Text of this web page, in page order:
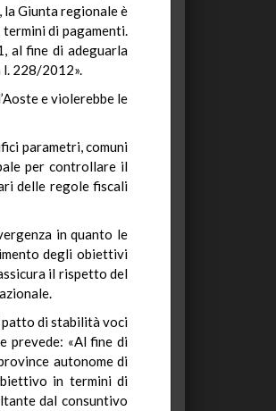
la Giunta regionale è
di pagamenti.
al fine di adeguarla
l. 228/2012».
e violerebbe le
parametri, comuni
per controllare il
delle regole fiscali
in quanto le
degli obiettivi
il rispetto del
patto di stabilità voci
prevede: «Al fine di
autonome di
in termini di
dal consuntivo